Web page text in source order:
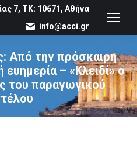
7, ΤΚ: 10671, Αθήνα
info@acci.gr
Από την πρόσκαιρη
– «Κλειδί» ο
του παραγωγικού
You are here: